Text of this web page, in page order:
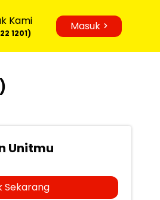
Kami
1201)
Masuk
Unitmu
Sekarang